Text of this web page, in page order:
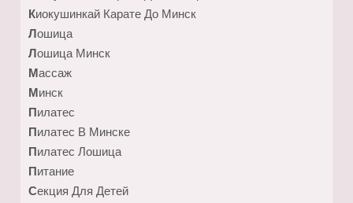
Киокушинкай Карате До Минск
Лошица
Лошица Минск
Массаж
Минск
Пилатес
Пилатес В Минске
Пилатес Лошица
Питание
Секция Для Детей